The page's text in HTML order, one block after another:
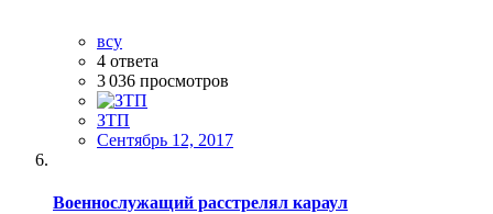
всу
4 ответа
3 036 просмотров
ЗТП
Сентябрь 12, 2017
Военнослужащий расстрелял караул